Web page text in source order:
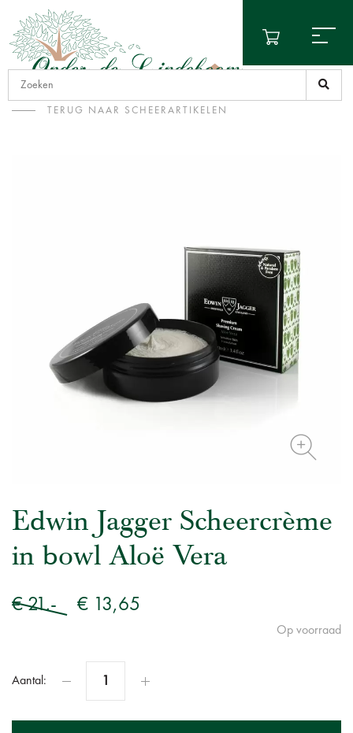
TERUG NAAR SCHEERARTIKELEN
Edwin Jagger Scheercrème
in bowl Aloë Vera
€ 21.- € 13,65
Op voorraad
Aantal: